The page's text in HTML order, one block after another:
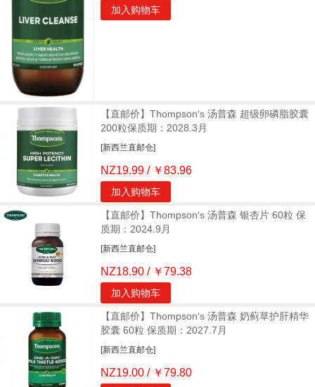
加入购物车
【直邮价】Thompson‘s 汤普森 超级卵磷脂胶囊
200粒保质期：2028.3月
[新西兰直邮仓]
NZ19.99 / ￥83.96
加入购物车
【直邮价】Thompson‘s 汤普森 银杏片 60粒 保
质期：2024.9月
[新西兰直邮仓]
NZ18.90 / ￥79.38
加入购物车
【直邮价】Thompson‘s 汤普森 奶蓟草护肝精华
胶囊 60粒 保质期：2027.7月
[新西兰直邮仓]
NZ19.00 / ￥79.80